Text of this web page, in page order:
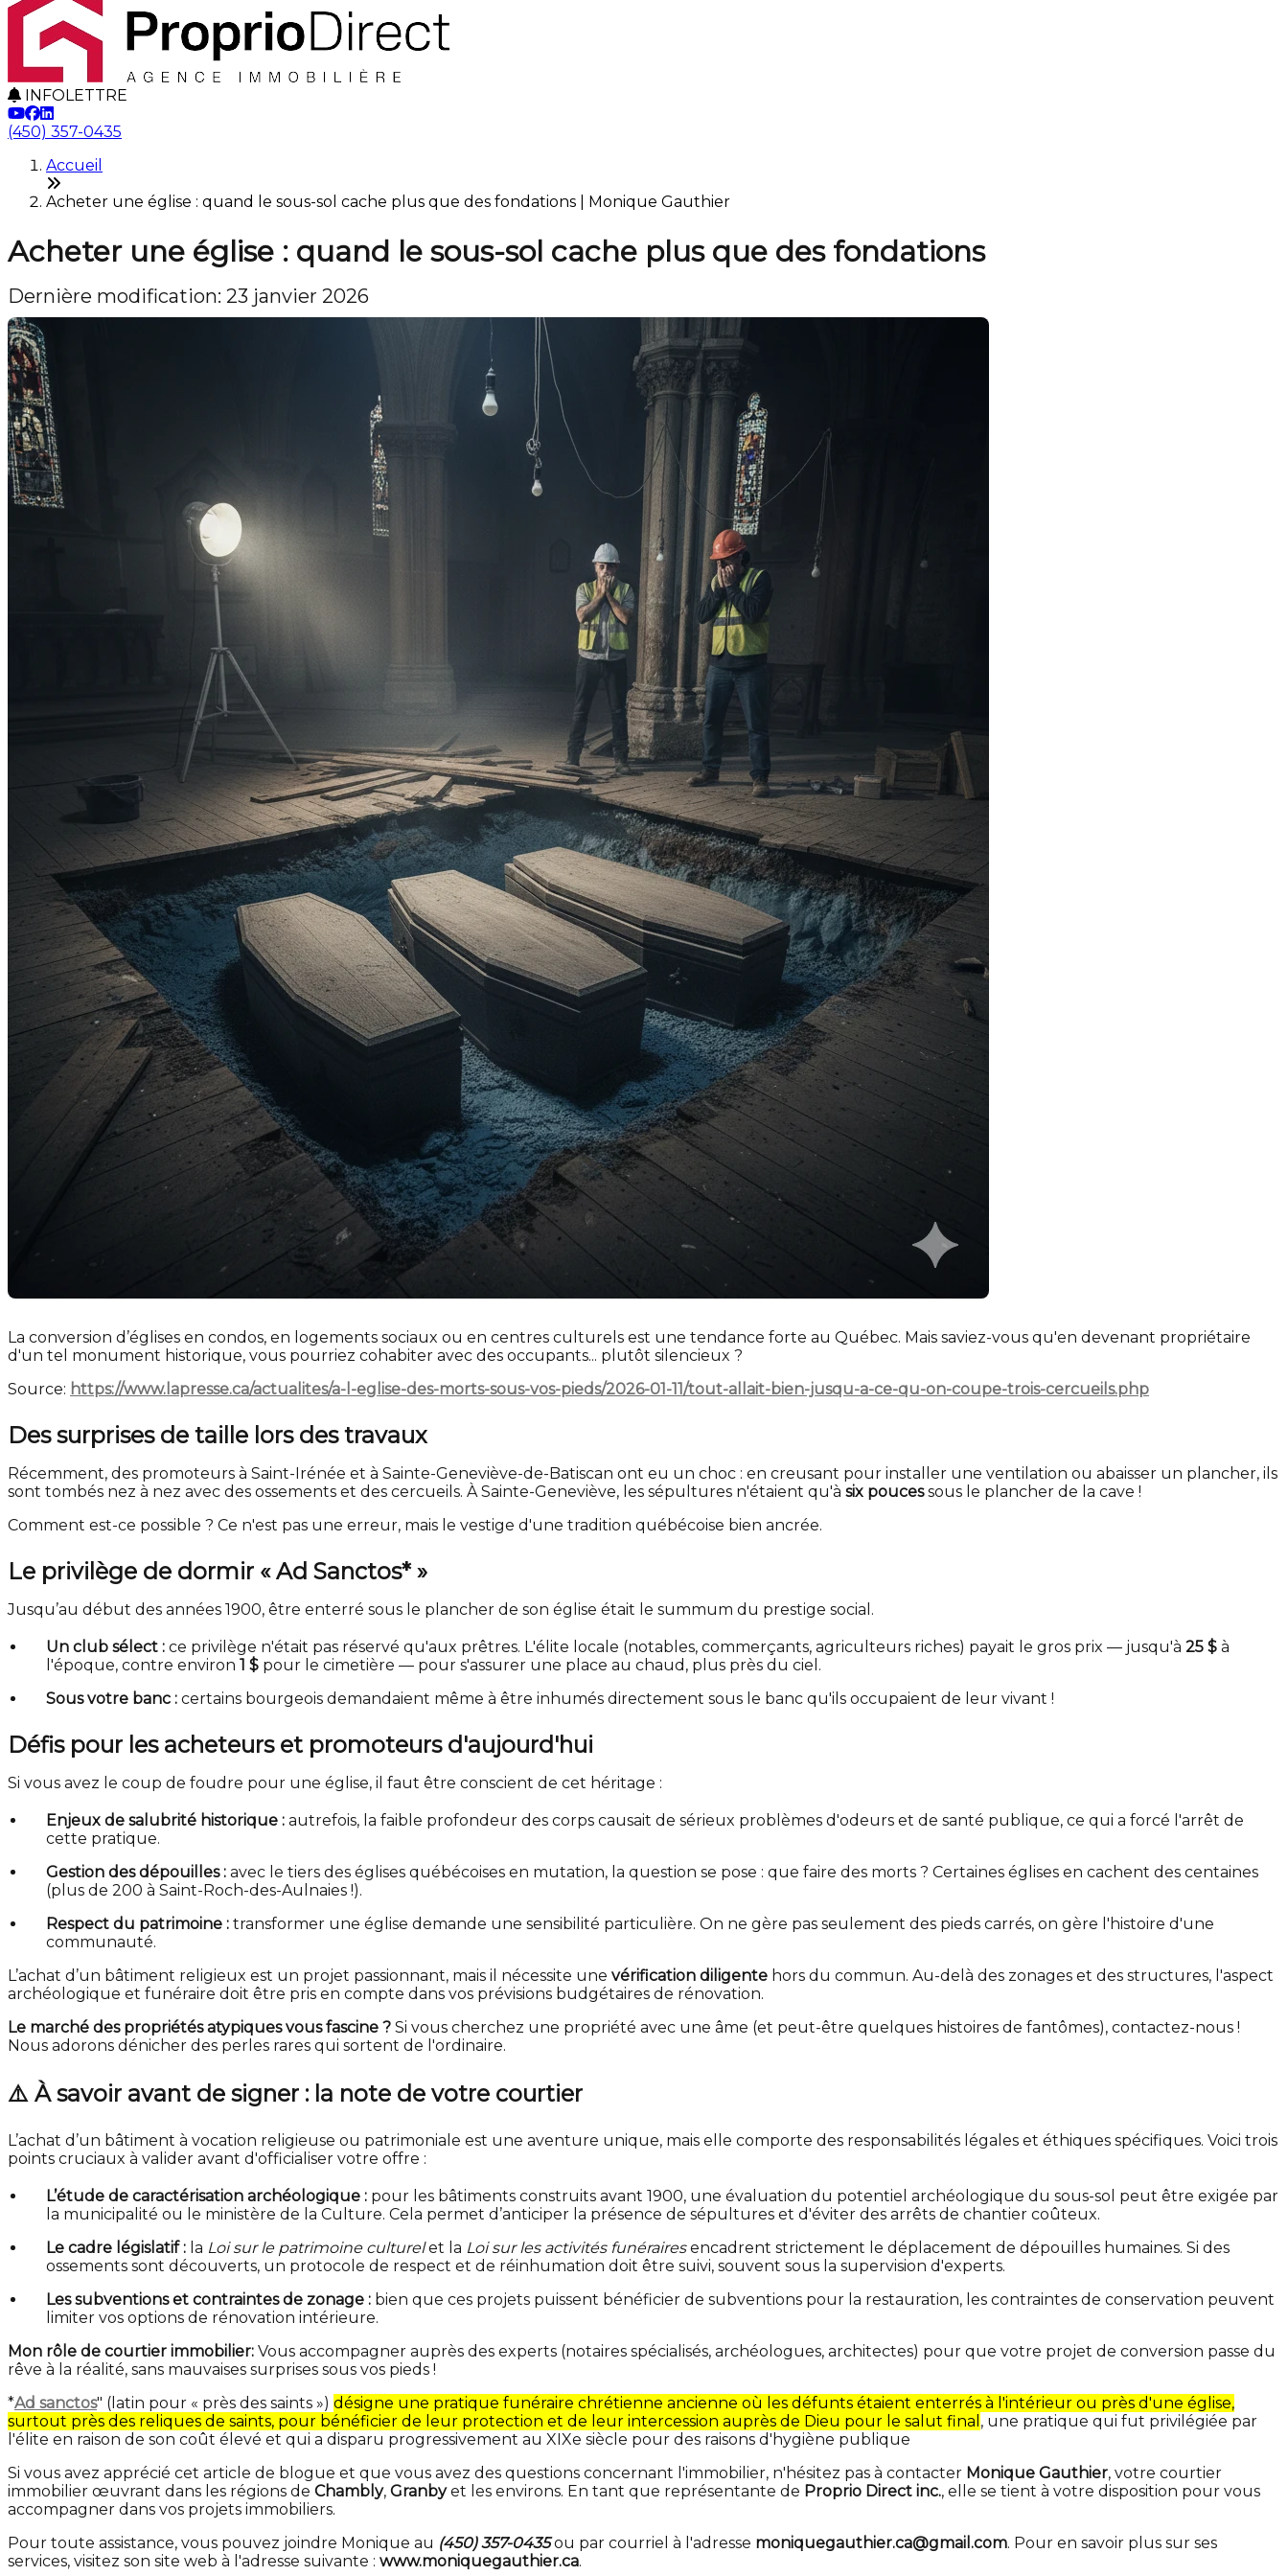
INFOLETTRE
(450) 357-0435
Accueil
Acheter une église : quand le sous-sol cache plus que des fondations | Monique Gauthier
Acheter une église : quand le sous-sol cache plus que des fondations
Dernière modification: 23 janvier 2026
La conversion d’églises en condos, en logements sociaux ou en centres culturels est une tendance forte au Québec. Mais saviez-vous qu'en devenant propriétaire
d'un tel monument historique, vous pourriez cohabiter avec des occupants... plutôt silencieux ?
Source: https://www.lapresse.ca/actualites/a-l-eglise-des-morts-sous-vos-pieds/2026-01-11/tout-allait-bien-jusqu-a-ce-qu-on-coupe-trois-cercueils.php
Des surprises de taille lors des travaux
Récemment, des promoteurs à Saint-Irénée et à Sainte-Geneviève-de-Batiscan ont eu un choc : en creusant pour installer une ventilation ou abaisser un plancher, ils
sont tombés nez à nez avec des ossements et des cercueils. À Sainte-Geneviève, les sépultures n'étaient qu'à six poucessous le plancher de la cave !
Comment est-ce possible ? Ce n'est pas une erreur, mais le vestige d'une tradition québécoise bien ancrée.
Le privilège de dormir « Ad Sanctos* »
Jusqu’au début des années 1900, être enterré sous le plancher de son église était le summum du prestige social.
Un club sélect : ce privilège n'était pas réservé qu'aux prêtres. L'élite locale (notables, commerçants, agriculteurs riches) payait le gros prix — jusqu'à 25 $ à
l'époque, contre environ 1 $ pour le cimetière — pour s'assurer une place au chaud, plus près du ciel.
Sous votre banc : certains bourgeois demandaient même à être inhumés directement sous le banc qu'ils occupaient de leur vivant !
Défis pour les acheteurs et promoteurs d'aujourd'hui
Si vous avez le coup de foudre pour une église, il faut être conscient de cet héritage :
Enjeux de salubrité historique : autrefois, la faible profondeur des corps causait de sérieux problèmes d'odeurs et de santé publique, ce qui a forcé l'arrêt de
cette pratique.
Gestion des dépouilles : avec le tiers des églises québécoises en mutation, la question se pose : que faire des morts ? Certaines églises en cachent des centaines
(plus de 200 à Saint-Roch-des-Aulnaies !).
Respect du patrimoine : transformer une église demande une sensibilité particulière. On ne gère pas seulement des pieds carrés, on gère l'histoire d'une
communauté.
L’achat d’un bâtiment religieux est un projet passionnant, mais il nécessite une vérification diligente hors du commun. Au-delà des zonages et des structures, l'aspect
archéologique et funéraire doit être pris en compte dans vos prévisions budgétaires de rénovation.
Le marché des propriétés atypiques vous fascine ? Si vous cherchez une propriété avec une âme (et peut-être quelques histoires de fantômes), contactez-nous !
Nous adorons dénicher des perles rares qui sortent de l'ordinaire.
⚠️ À savoir avant de signer : la note de votre courtier
L’achat d’un bâtiment à vocation religieuse ou patrimoniale est une aventure unique, mais elle comporte des responsabilités légales et éthiques spécifiques. Voici trois
points cruciaux à valider avant d'officialiser votre offre :
L’étude de caractérisation archéologique : pour les bâtiments construits avant 1900, une évaluation du potentiel archéologique du sous-sol peut être exigée par
la municipalité ou le ministère de la Culture. Cela permet d’anticiper la présence de sépultures et d'éviter des arrêts de chantier coûteux.
Le cadre législatif : la Loi sur le patrimoine culturelet la Loi sur les activités funérairesencadrent strictement le déplacement de dépouilles humaines. Si des
ossements sont découverts, un protocole de respect et de réinhumation doit être suivi, souvent sous la supervision d'experts.
Les subventions et contraintes de zonage : bien que ces projets puissent bénéficier de subventions pour la restauration, les contraintes de conservation peuvent
limiter vos options de rénovation intérieure.
Mon rôle de courtier immobilier: Vous accompagner auprès des experts (notaires spécialisés, archéologues, architectes) pour que votre projet de conversion passe du
rêve à la réalité, sans mauvaises surprises sous vos pieds !
*Ad sanctos" (latin pour « près des saints ») désigne une pratique funéraire chrétienne ancienne où les défunts étaient enterrés à l'intérieur ou près d'une église,
surtout près des reliques de saints, pour bénéficier de leur protection et de leur intercession auprès de Dieu pour le salut final , une pratique qui fut privilégiée par
l'élite en raison de son coût élevé et qui a disparu progressivement au XIXe siècle pour des raisons d'hygiène publique
Si vous avez apprécié cet article de blogue et que vous avez des questions concernant l'immobilier, n'hésitez pas à contacter Monique Gauthier, votre courtier
immobilier œuvrant dans les régions de Chambly, Granbyet les environs. En tant que représentante de Proprio Direct inc., elle se tient à votre disposition pour vous
accompagner dans vos projets immobiliers.
Pour toute assistance, vous pouvez joindre Monique au (450) 357-0435ou par courriel à l'adresse moniquegauthier.ca@gmail.com. Pour en savoir plus sur ses
services, visitez son site web à l'adresse suivante : www.moniquegauthier.ca.